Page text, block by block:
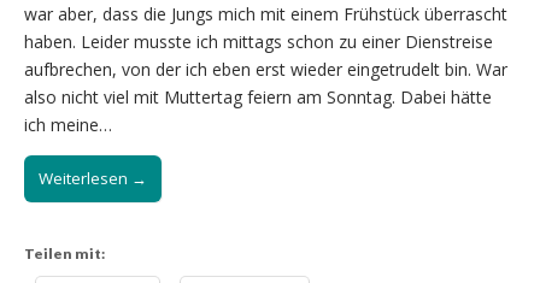
war aber, dass die Jungs mich mit einem Frühstück überrascht
haben. Leider musste ich mittags schon zu einer Dienstreise
aufbrechen, von der ich eben erst wieder eingetrudelt bin. War
also nicht viel mit Muttertag feiern am Sonntag. Dabei hätte
ich meine…
Weiterlesen →
Teilen mit: